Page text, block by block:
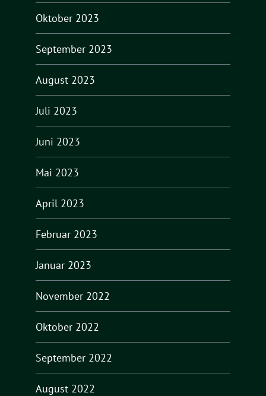
Oktober 2023
September 2023
August 2023
Juli 2023
Juni 2023
Mai 2023
April 2023
Februar 2023
Januar 2023
November 2022
Oktober 2022
September 2022
August 2022